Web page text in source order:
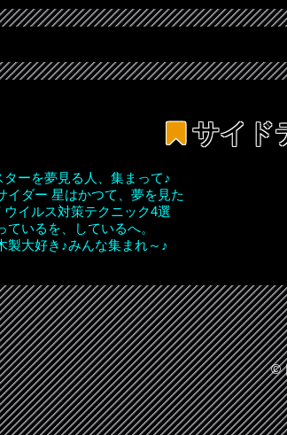
サイド
ーを夢見る人、集まって♪
イダー 星はかつて、夢を見た
イルス対策テクニック4選
いるを、しているへ。
製大好き♪みんな集まれ～♪
©